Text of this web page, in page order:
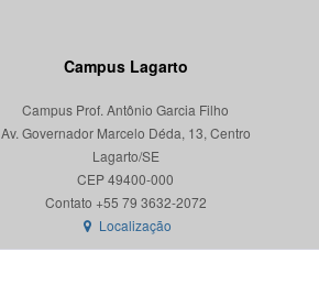
Campus Lagarto
Campus Prof. Antônio Garcia Filho
Av. Governador Marcelo Déda, 13, Centro
Lagarto/SE
CEP 49400-000
Localização